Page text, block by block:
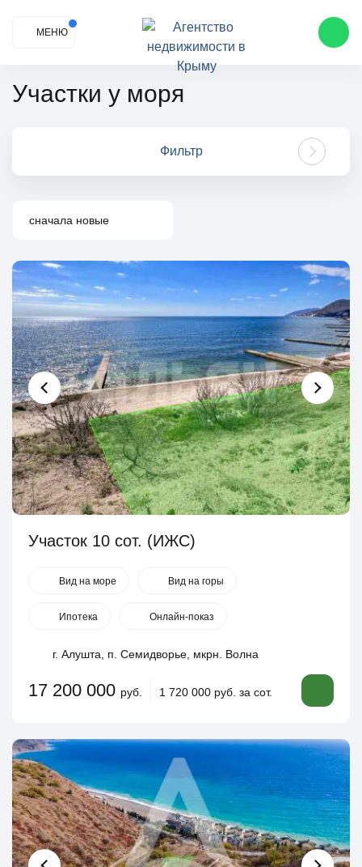
МЕНЮ
Участки у моря
Фильтр
сначала новые
Участок 10 сот. (ИЖС)
Вид на море Вид на горы
Ипотека Онлайн-показ
г. Алушта, п. Семидворье, мкрн. Волна
17 200 000 руб. 1 720 000 руб. за сот.